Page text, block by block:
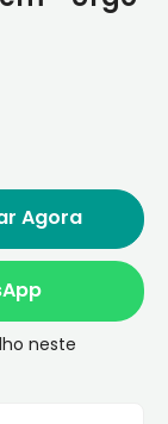
Agora
neste